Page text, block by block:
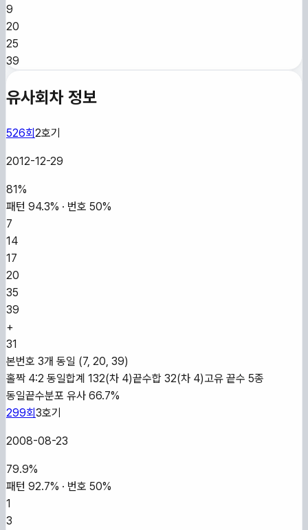
9
20
25
39
유사회차 정보
526회2호기
2012-12-29
81%
패턴 94.3% · 번호 50%
7
14
17
20
35
39
+
31
본번호 3개 동일 (7, 20, 39)
홀짝 4:2 동일합계 132(차 4)끝수합 32(차 4)고유 끝수 5종
동일끝수분포 유사 66.7%
299회3호기
2008-08-23
79.9%
패턴 92.7% · 번호 50%
1
3